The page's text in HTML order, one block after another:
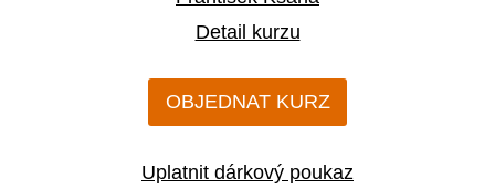
Detail kurzu
OBJEDNAT KURZ
Uplatnit dárkový poukaz